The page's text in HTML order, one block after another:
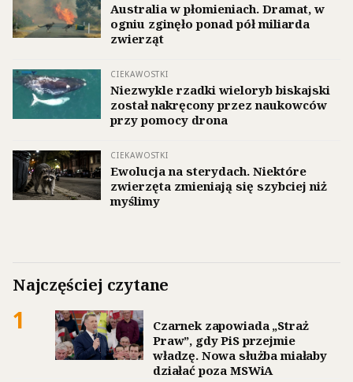
Australia w płomieniach. Dramat, w
ogniu zginęło ponad pół miliarda
zwierząt
CIEKAWOSTKI
Niezwykle rzadki wieloryb biskajski
został nakręcony przez naukowców
przy pomocy drona
CIEKAWOSTKI
Ewolucja na sterydach. Niektóre
zwierzęta zmieniają się szybciej niż
myślimy
Najczęściej czytane
1
Czarnek zapowiada „Straż
Praw”, gdy PiS przejmie
władzę. Nowa służba miałaby
działać poza MSWiA